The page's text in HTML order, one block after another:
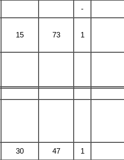
-
15 73 1
30 47 1